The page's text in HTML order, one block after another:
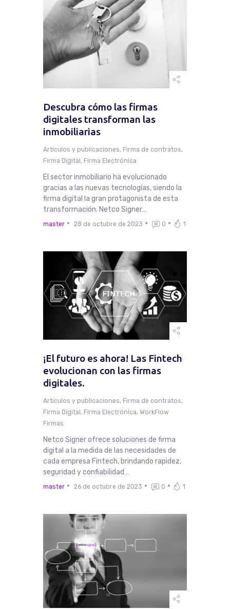
Descubra cómo las firmas
digitales transforman las
inmobiliarias
Artículos y publicaciones, Firma de contratos,
Firma Digital , Firma Electrónica
El sector inmobiliario ha evolucionado
gracias a las nuevas tecnologías, siendo la
firma digital la gran protagonista de esta
transformación. Netco Signer…
master 28 de octubre de 2023 0 1
¡El futuro es ahora! Las Fintech
evolucionan con las firmas
digitales.
Artículos y publicaciones, Firma de contratos,
Firma Digital , Firma Electrónica, WorkFlow
Firmas
Netco Signer ofrece soluciones de firma
digital a la medida de las necesidades de
cada empresa Fintech, brindando rapidez,
seguridad y confiabilidad…
master 26 de octubre de 2023 0 1